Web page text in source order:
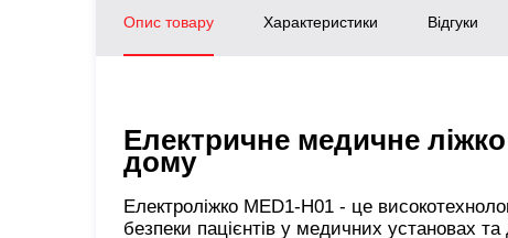
Опис товару Характеристики Відгуки
Електричне медичне
дому
Електроліжко MED1-H01 - це
безпеки пацієнтів у медичних установах